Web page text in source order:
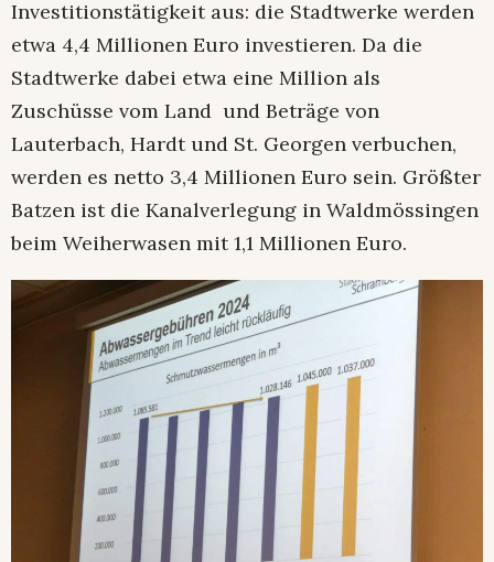
Investitionstätigkeit aus: die Stadtwerke werden
etwa 4,4 Millionen Euro investieren. Da die
Stadtwerke dabei etwa eine Million als
Zuschüsse vom Land und Beträge von
Lauterbach, Hardt und St. Georgen verbuchen,
werden es netto 3,4 Millionen Euro sein. Größter
Batzen ist die Kanalverlegung in Waldmössingen
beim Weiherwasen mit 1,1 Millionen Euro.